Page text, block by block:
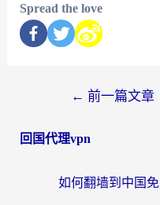
Spread the love
← 前一篇文章
回国代理vpn